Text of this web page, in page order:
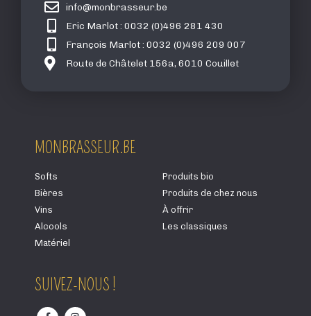
info@monbrasseur.be
Eric Marlot : 0032 (0)496 281 430
François Marlot : 0032 (0)496 209 007
Route de Châtelet 156a, 6010 Couillet
MONBRASSEUR.BE
Softs
Bières
Vins
Alcools
Matériel
Produits bio
Produits de chez nous
À offrir
Les classiques
SUIVEZ-NOUS !